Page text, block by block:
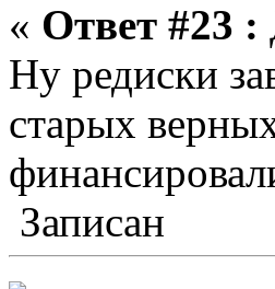
« Ответ #23 :
Ну редиски
старых
Записан